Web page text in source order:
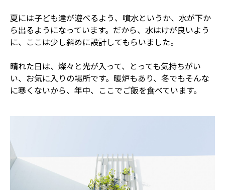
夏には子ども達が遊べるよう、噴水というか、水が下か
ら出るようになっています。だから、水はけが良いよう
に、ここは少し斜めに設計してもらいました。
晴れた日は、燦々と光が入って、とっても気持ちがい
い、お気に入りの場所です。暖炉もあり、冬でもそんな
に寒くないから、年中、ここでご飯を食べています。